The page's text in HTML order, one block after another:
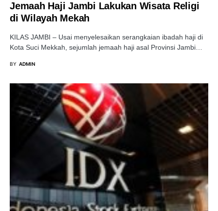
Jemaah Haji Jambi Lakukan Wisata Religi
di Wilayah Mekah
KILAS JAMBI – Usai menyelesaikan serangkaian ibadah haji di
Kota Suci Mekkah, sejumlah jemaah haji asal Provinsi Jambi…
BY ADMIN